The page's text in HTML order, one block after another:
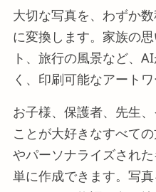
大切な写真を、わずか
に変換します。家族の
ト、旅行の風景など、
く、印刷可能なアート
お子様、保護者、先生
ことが大好きなすべて
やパーソナライズされ
単に作成できます。写